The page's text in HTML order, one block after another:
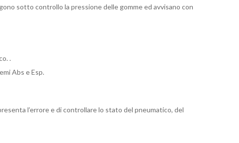
sotto controllo la pressione delle gomme ed avvisano con
.
Abs e Esp.
l’errore e di controllare lo stato del pneumatico, del